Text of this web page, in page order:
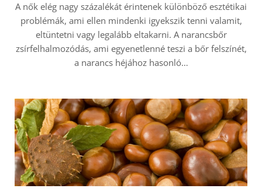
A nők elég nagy százalékát érintenek különböző esztétikai
problémák, ami ellen mindenki igyekszik tenni valamit,
eltüntetni vagy legalább eltakarni. A narancsbőr
zsírfelhalmozódás, ami egyenetlenné teszi a bőr felszínét,
a narancs héjához hasonló…